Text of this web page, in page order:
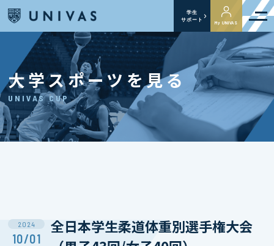
学生
サポート
My UNIVAS
大学スポーツを見る
UNIVAS CUP
2024
10/01
全日本学生柔道体重別選手権大会